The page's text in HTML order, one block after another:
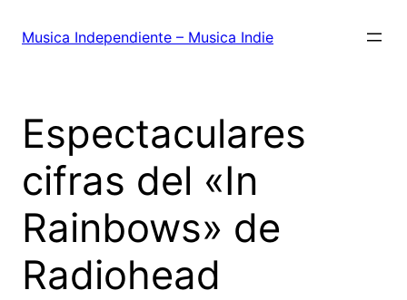
Musica Independiente – Musica Indie
Espectaculares
cifras del «In
Rainbows» de
Radiohead